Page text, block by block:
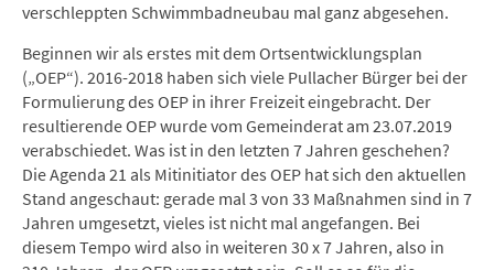
verschleppten Schwimmbadneubau mal ganz abgesehen.
Beginnen wir als erstes mit dem Ortsentwicklungsplan
(„OEP“). 2016-2018 haben sich viele Pullacher Bürger bei der
Formulierung des OEP in ihrer Freizeit eingebracht. Der
resultierende OEP wurde vom Gemeinderat am 23.07.2019
verabschiedet. Was ist in den letzten 7 Jahren geschehen?
Die Agenda 21 als Mitinitiator des OEP hat sich den aktuellen
Stand angeschaut: gerade mal 3 von 33 Maßnahmen sind in 7
Jahren umgesetzt, vieles ist nicht mal angefangen. Bei
diesem Tempo wird also in weiteren 30 x 7 Jahren, also in